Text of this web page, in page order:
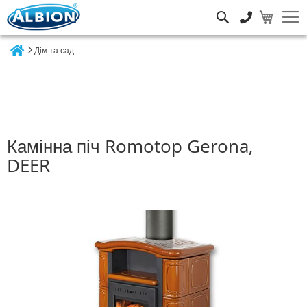
Дім та сад
Камінна піч Romotop Gerona,
DEER